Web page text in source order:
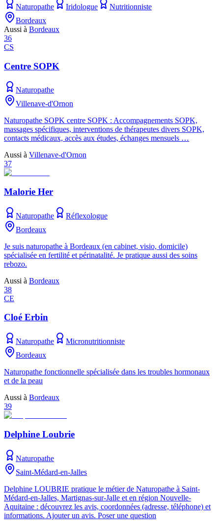
Naturopathe Iridologue
Nutritionniste
Bordeaux
Aussi à Bordeaux
36
CS
Centre SOPK
Naturopathe
Villenave-d'Ornon
Naturopathe SOPK centre SOPK : Accompagnements SOPK,
massages spécifiques, interventions de thérapeutes divers SOPK,
contacts médicaux, accès aux études, échanges mensuels …
Aussi à Villenave-d'Ornon
37
Malorie Her
Naturopathe
Réflexologue
Bordeaux
Je suis naturopathe à Bordeaux (en cabinet, visio, domicile)
spécialisée en fertilité et périnatalité. Je pratique aussi des soins
rebozo.
Aussi à Bordeaux
38
CE
Cloé Erbin
Naturopathe
Micronutritionniste
Bordeaux
Naturopathe fonctionnelle spécialisée dans les troubles hormonaux
et de la peau
Aussi à Bordeaux
39
Delphine Loubrie
Naturopathe
Saint-Médard-en-Jalles
Delphine LOUBRIE pratique le métier de Naturopathe à Saint-
Médard-en-Jalles, Martignas-sur-Jalle et en région Nouvelle-
Aquitaine : découvrez les avis, coordonnées (adresse, téléphone) et
informations. Ajouter un avis. Poser une question